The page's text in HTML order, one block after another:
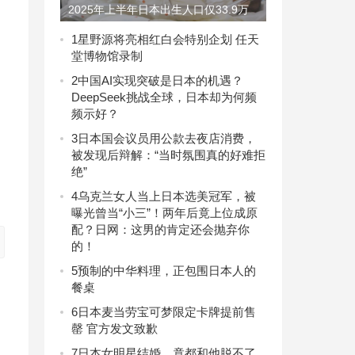
2025年上半年日本出生人口仅33.9万
创历史新低
1星野源将亮相红白会特别企划 任天
堂博物馆录制
2中国AI实现突破是日本的机遇？
DeepSeek挑战全球，日本却为何频
频示好？
3日本国会议员用公款去夜店消费，
被发现后辩解：“当时氛围真的好难拒
绝”
4乌克兰女人当上日本选美冠军，被
曝光曾当“小三”！两年后竟上位成原
配？日网：这男的肯定还会抛弃你
的！
5预制的中华料理，正包围日本人的
餐桌
6日本麦当劳宝可梦限定卡牌提前售
罄 官方发文致歉